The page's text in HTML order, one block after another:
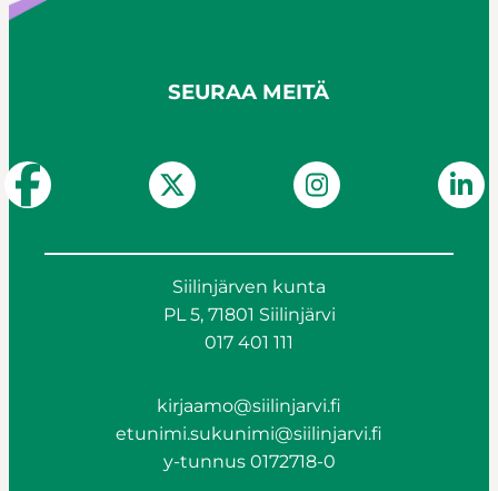
SEURAA MEITÄ
Siilinjärven kunta
PL 5, 71801 Siilinjärvi
017 401 111
kirjaamo@siilinjarvi.fi
etunimi.sukunimi@siilinjarvi.fi
y-tunnus 0172718-0